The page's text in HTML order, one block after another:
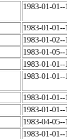
1983-01-
1983-01-
1983-01-
1983-01-
1983-01-
1983-01-
1983-01-
1983-01-
1983-04-
1983-01-